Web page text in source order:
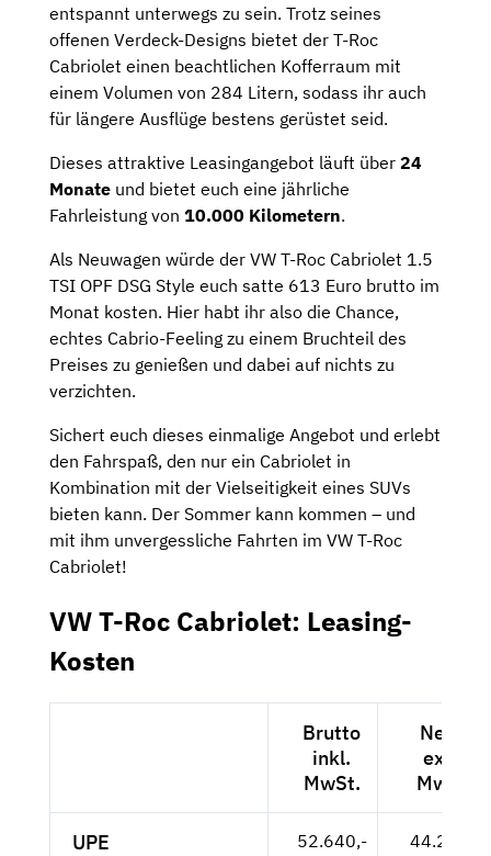
entspannt unterwegs zu sein. Trotz seines
offenen Verdeck-Designs bietet der T-Roc
Cabriolet einen beachtlichen Kofferraum mit
einem Volumen von 284 Litern, sodass ihr auch
für längere Ausflüge bestens gerüstet seid.
Dieses attraktive Leasingangebot läuft über 24
Monate und bietet euch eine jährliche
Fahrleistung von 10.000 Kilometern.
Als Neuwagen würde der VW T-Roc Cabriolet 1.5
TSI OPF DSG Style euch satte 613 Euro brutto im
Monat kosten. Hier habt ihr also die Chance,
echtes Cabrio-Feeling zu einem Bruchteil des
Preises zu genießen und dabei auf nichts zu
verzichten.
Sichert euch dieses einmalige Angebot und erlebt
den Fahrspaß, den nur ein Cabriolet in
Kombination mit der Vielseitigkeit eines SUVs
bieten kann. Der Sommer kann kommen – und
mit ihm unvergessliche Fahrten im VW T-Roc
Cabriolet!
VW T-Roc Cabriolet: Leasing-
Kosten
Brutto
inkl.
MwSt.
Netto
exkl.
MwSt.
UPE
52.640,-
44.235,-